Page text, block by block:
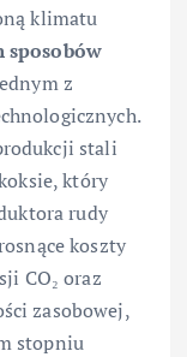
klimatu
sposobów
z
stali
który
rudy
koszty
CO₂ oraz
zasobowej,
stopniu